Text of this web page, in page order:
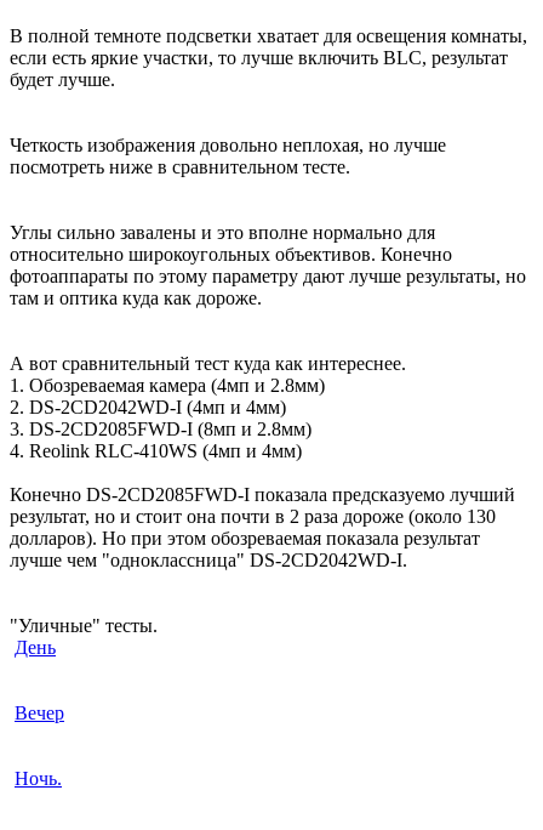
В полной темноте подсветки хватает для освещения комнаты,
если есть яркие участки, то лучше включить BLC, результат
будет лучше.
Четкость изображения довольно неплохая, но лучше
посмотреть ниже в сравнительном тесте.
Углы сильно завалены и это вполне нормально для
относительно широкоугольных объективов. Конечно
фотоаппараты по этому параметру дают лучше результаты, но
там и оптика куда как дороже.
А вот сравнительный тест куда как интереснее.
1. Обозреваемая камера (4мп и 2.8мм)
2. DS-2CD2042WD-I (4мп и 4мм)
3. DS-2CD2085FWD-I (8мп и 2.8мм)
4. Reolink RLC-410WS (4мп и 4мм)
Конечно DS-2CD2085FWD-I показала предсказуемо лучший
результат, но и стоит она почти в 2 раза дороже (около 130
долларов). Но при этом обозреваемая показала результат
лучше чем "одноклассница" DS-2CD2042WD-I.
"Уличные" тесты.
День
Вечер
Ночь.